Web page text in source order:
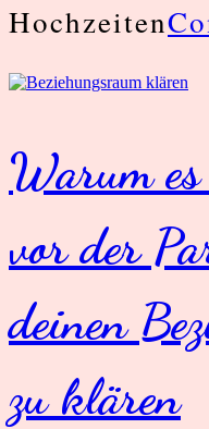
Hochzeiten
Warum
vor der
deinen
zu klären